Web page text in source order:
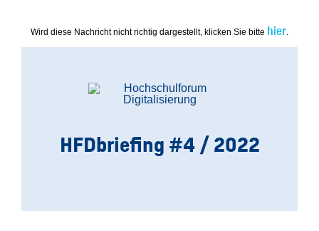
Wird diese Nachricht nicht richtig dargestellt, klicken Sie bitte hier
HFDbriefing #4 / 2022